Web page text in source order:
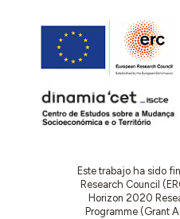
Este trabajo ha sido
Research Council
Horizon 2020
Programme (Grant